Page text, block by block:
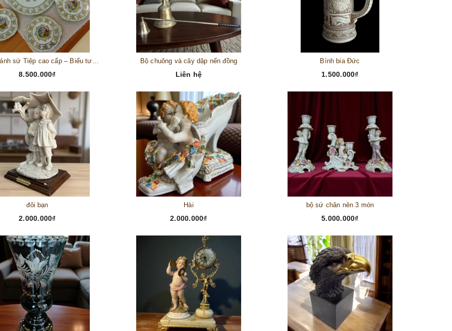
8.500.000₫
Bộ chuông và cây dập nến đồng
Liên hệ
Bình bia Đức
1.500.000₫
đôi bạn
2.000.000₫
Hài
2.000.000₫
bộ sứ chân nên 3 món
5.000.000₫